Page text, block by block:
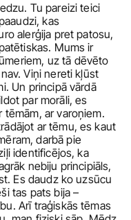
Tu pareizi teici
kas
alerģija pret patosu,
Mums ir
uz tā dēvēto
Viņi nereti kļūst
Un principā vārdā
par morāli, es
ar varoņiem.
ar tēmu, es kaut
darbā pie
identificējos, ka
nebiju principiāls,
Es daudz ko uzsūcu
tas pats bija –
Arī traģiskās tēmas